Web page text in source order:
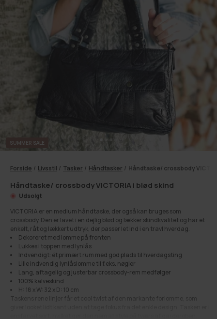
SUMMER SALE
Forside / Livsstil / Tasker / Håndtasker / Håndtaske/ crossbody
Håndtaske/ crossbody VICTORIA i blød skind
Udsolgt
VICTORIA er en medium håndtaske, der også kan bruges som
crossbody. Den er lavet i en dejlig blød og lækker skindkvalitet og har et
enkelt, råt og lækkert udtryk, der passer let ind i en travl hverdag.
Dekoreret med lomme på fronten
Lukkes i toppen med lynlås
Indvendigt: ét primært rum med god plads til hverdagsting
Lille indvendig lynlåslomme til f.eks. nøgler
Lang, aftagelig og justerbar crossbody-rem medfølger
100% kalveskind
H: 18 x W: 32 x D: 10 cm
Taskens rene linjer får et cool twist af den markante forlomme, som